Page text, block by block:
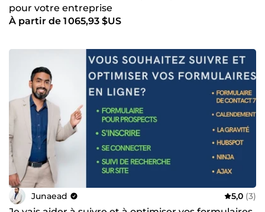
pour votre entreprise
À partir de 1 065,93 $US
Junaead 5,0 (3)